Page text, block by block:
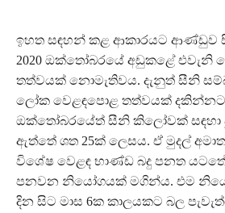
ඉහත සඳහන් කළ ආකාරයට ආණ්ඩුව
2020 ඔක්තෝබරයේ අඩුකළේ එවැනි
තත්වයක් නොමැතිවය. දැනුත් සීනි
ලෝක වෙළඳපොළ තත්වයක් දකින්නට
ඔක්තෝබරයේත් සීනි කිලෝවක් සඳහා
ඇත්තේ ශත 25ක් ලෙසය. ඒ මුදල්
විශේෂ වෙළඳ භාණ්ඩ බදු පනත යටතේ
පනවන නියෝගයක් මගින්ය. එම
දින සිට මාස 6ක කාලයකට බල